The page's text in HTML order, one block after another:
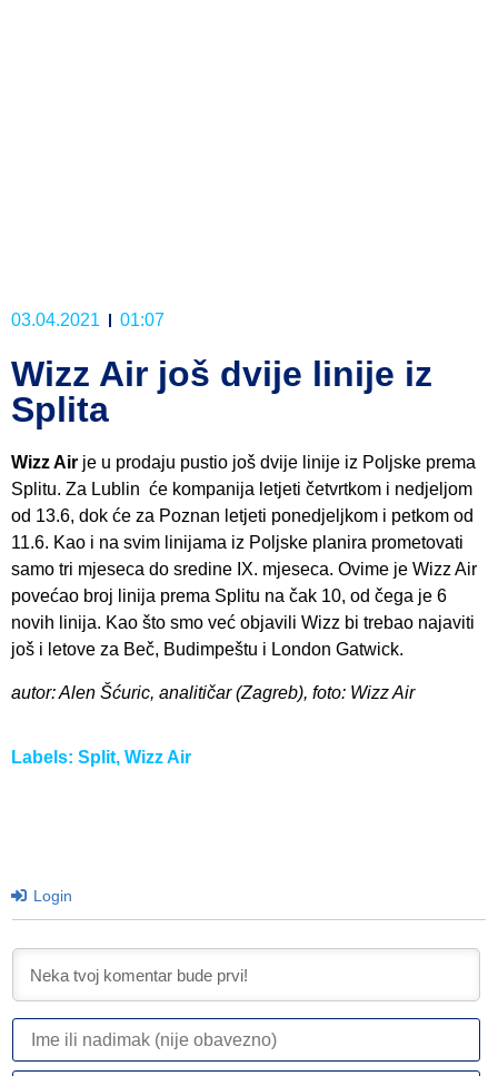
03.04.2021 01:07
Wizz Air još dvije linije iz
Splita
Wizz Air je u prodaju pustio još dvije linije iz Poljske prema
Splitu. Za Lublin će kompanija letjeti četvrtkom i nedjeljom
od 13.6, dok će za Poznan letjeti ponedjeljkom i petkom od
11.6. Kao i na svim linijama iz Poljske planira prometovati
samo tri mjeseca do sredine IX. mjeseca. Ovime je Wizz Air
povećao broj linija prema Splitu na čak 10, od čega je 6
novih linija. Kao što smo već objavili Wizz bi trebao najaviti
još i letove za Beč, Budimpeštu i London Gatwick.
autor: Alen Šćuric, analitičar (Zagreb), foto: Wizz Air
Labels: Split, Wizz Air
Login